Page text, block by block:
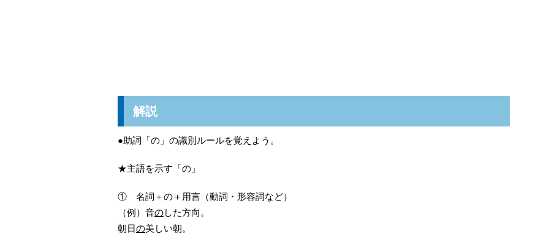
解説
●助詞「の」の識別ルールを覚えよう。
★主語を示す「の」
① 名詞＋の＋用言（動詞・形容詞など）
（例）音のした方向。
朝日の美しい朝。